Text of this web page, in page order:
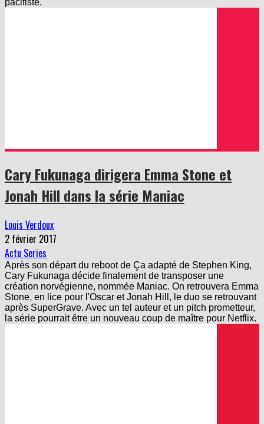
Cary Fukunaga dirigera Emma Stone et
Jonah Hill dans la série Maniac
2 février 2017
Actu Series
Après son départ du reboot de Ça adapté de Stephen King,
Cary Fukunaga décide finalement de transposer une
création norvégienne, nommée Maniac. On retrouvera Emma
Stone, en lice pour l'Oscar et Jonah Hill, le duo se retrouvant
après SuperGrave. Avec un tel auteur et un pitch prometteur,
la série pourrait être un nouveau coup de maître pour Netflix.